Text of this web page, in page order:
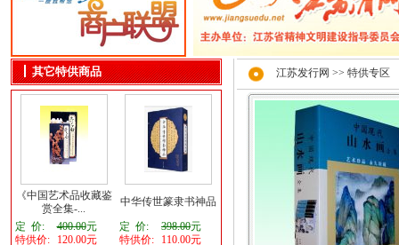
其它特供商品
《中国艺术品收藏鉴
赏全集-...
定 价:
400.00元
特供价:
120.00元
中华传世篆隶书神品
定 价:
398.00元
特供价:
110.00元
江苏发行网 >> 特供专区